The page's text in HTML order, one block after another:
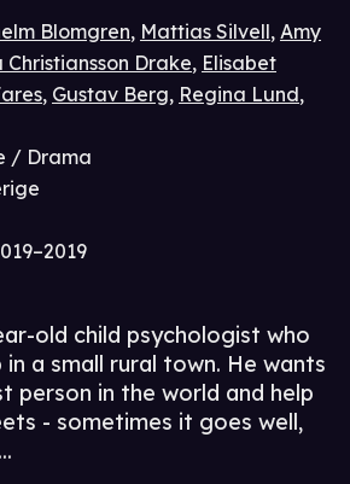
Blomgren, Mattias Silvell, Amy
Christiansson Drake, Elisabet
, Gustav Berg, Regina Lund,
/ Drama
old child psychologist who
a small rural town. He wants
person in the world and help
- sometimes it goes well,